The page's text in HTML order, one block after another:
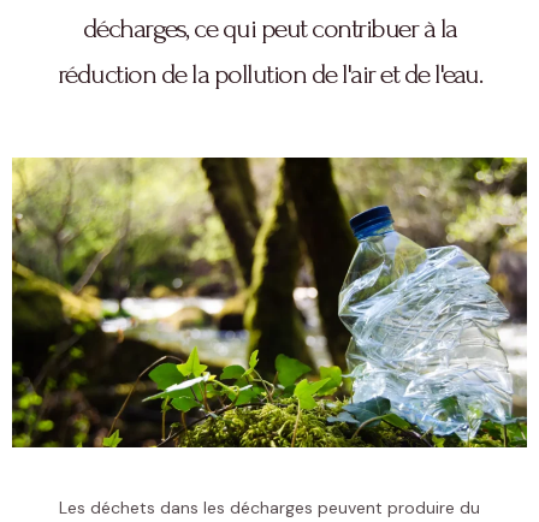
décharges, ce qui peut contribuer à la
réduction de la pollution de l'air et de l'eau.
Les déchets dans les décharges peuvent produire du